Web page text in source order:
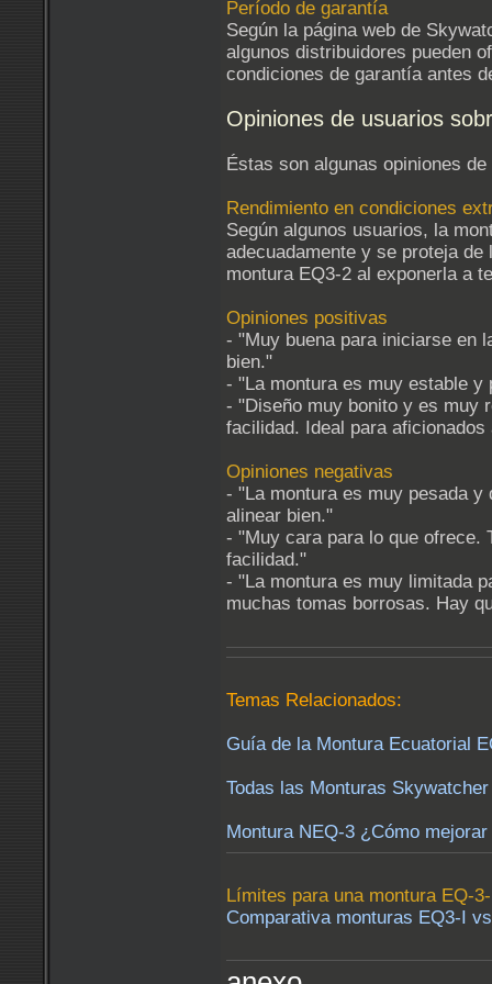
Período de garantía
Según la página web de
algunos distribuidores pueden
condiciones de garantía antes
Opiniones de usuarios
Éstas son algunas opiniones
Rendimiento en condiciones
Según algunos usuarios, la
adecuadamente y se proteja
montura EQ3-2 al exponerla a
Opiniones positivas
- "Muy buena para iniciarse en
bien."
- "La montura es muy estable y
- "Diseño muy bonito y es muy
facilidad. Ideal para aficionados
Opiniones negativas
- "La montura es muy pesada
alinear bien."
- "Muy cara para lo que ofrece.
facilidad."
- "La montura es muy limitada
muchas tomas borrosas. Hay
Temas Relacionados:
Guía de la Montura Ecuatorial
Todas las Monturas
Montura NEQ-3 ¿Cómo
Límites para una montura EQ-
Comparativa monturas EQ3-I